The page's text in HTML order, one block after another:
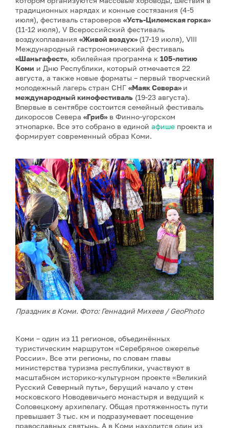
традиционных нарядах и конные состязания (4-5
июля), фестиваль староверов «Усть-Цилемская горка»
(11-12 июля), V Всероссийский фестиваль
воздухоплавания «Живой воздух»(17-19 июля), VIII
Международный гастрономический фестиваль
«Шаньгафест», юбилейная программа к 105-летию
Коми и Дню Республики, который отмечается 22
августа, а также новые форматы – первый творческий
молодежный лагерь стран СНГ «Маяк Севера»и
международный кинофестиваль (19-23 августа).
Впервые в сентябре состоится семейный фестиваль
дикоросов Севера «Гриб»в Финно-угорском
этнопарке. Все это собрано в единой афише проекта и
формирует современный образ Коми.
Праздник в Коми. Фото: Геннадий Михеев / GeoPhoto
Коми – один из 11 регионов, объединённых
туристическим маршрутом «Серебряное ожерелье
России». Все эти регионы, по словам главы
министерства туризма республики, участвуют в
масштабном историко-культурном проекте «Великий
Русский Северный путь», берущий начало у стен
московского Новодевичьего монастыря и ведущий к
Соловецкому архипелагу. Общая протяженность пути
превышает 3 тыс. км и подразумевает посещение
православных святынь. А в Коми находится один из